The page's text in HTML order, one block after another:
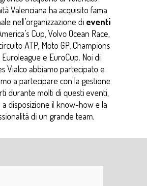
Valenciana ha acquisito fama
nell’organizzazione di eventi
Cup, Volvo Ocean Race,
ATP, Moto GP, Champions
e EuroCup. Noi di
Vialco abbiamo partecipato e
a partecipare con la gestione
durante molti di questi eventi,
disposizione il know-how e la
di un grande team.